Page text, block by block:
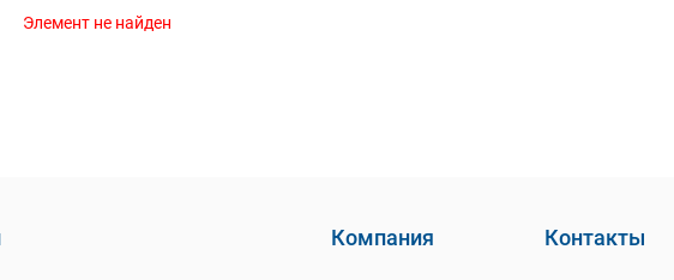
Элемент не найден
Компания Контакты